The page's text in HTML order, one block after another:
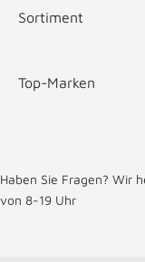
Sortiment
Top-Marken
Haben Sie Fragen? Wir
von 8-19 Uhr